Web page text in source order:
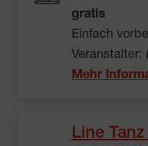
gratis
Einfach
Veranstalter:
Mehr
Line